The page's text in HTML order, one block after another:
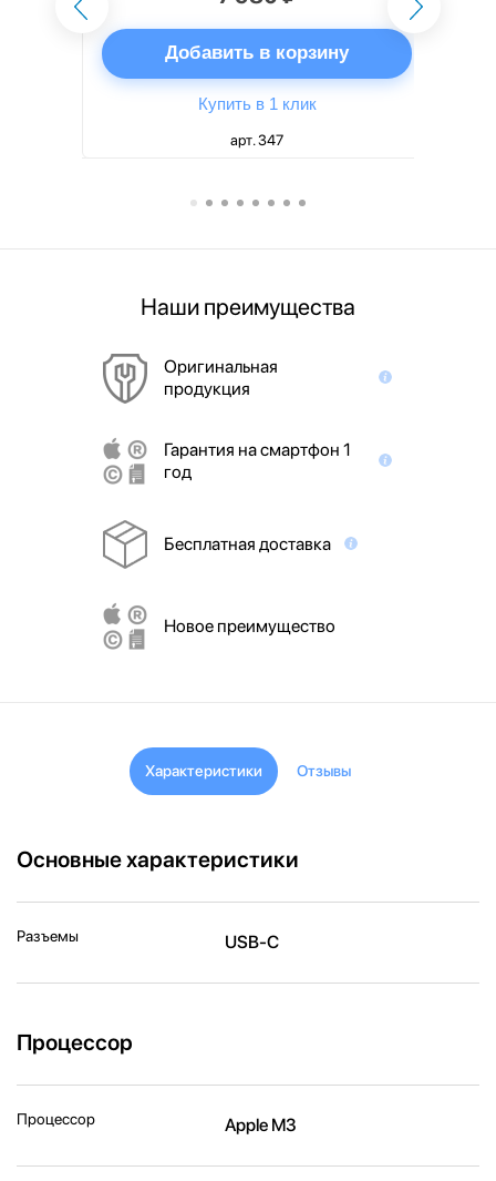
Добавить в корзину
Купить в 1 клик
арт. 347
Наши преимущества
Оригинальная
продукция
Гарантия на смартфон 1
год
Бесплатная доставка
Новое преимущество
Характеристики Отзывы
Основные характеристики
Разъемы USB‑C
Процессор
Процессор Apple M3